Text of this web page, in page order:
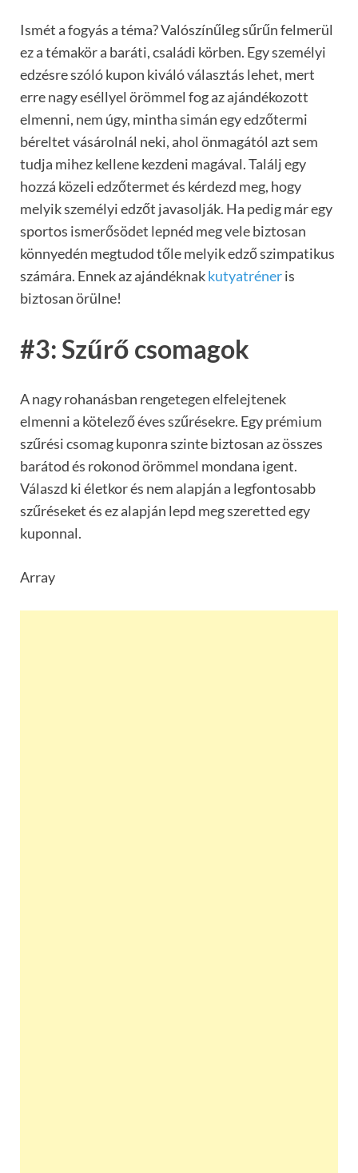
Ismét a fogyás a téma? Valószínűleg sűrűn felmerül
ez a témakör a baráti, családi körben. Egy személyi
edzésre szóló kupon kiváló választás lehet, mert
erre nagy eséllyel örömmel fog az ajándékozott
elmenni, nem úgy, mintha simán egy edzőtermi
béreltet vásárolnál neki, ahol önmagától azt sem
tudja mihez kellene kezdeni magával. Találj egy
hozzá közeli edzőtermet és kérdezd meg, hogy
melyik személyi edzőt javasolják. Ha pedig már egy
sportos ismerősödet lepnéd meg vele biztosan
könnyedén megtudod tőle melyik edző szimpatikus
számára. Ennek az ajándéknakkutyatréneris
biztosan örülne!
#3: Szűrő csomagok
A nagy rohanásban rengetegen elfelejtenek
elmenni a kötelező éves szűrésekre. Egy prémium
szűrési csomag kuponra szinte biztosan az összes
barátod és rokonod örömmel mondana igent.
Válaszd ki életkor és nem alapján a legfontosabb
szűréseket és ez alapján lepd meg szeretted egy
kuponnal.
Array